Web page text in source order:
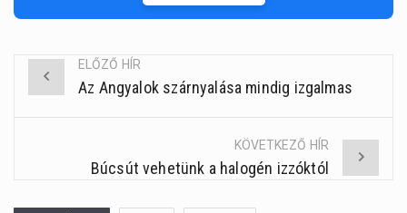
Post
ELŐZŐ HÍR
Az Angyalok szárnyalása mindig izgalmas
KÖVETKEZŐ HÍR
Búcsút vehetünk a halogén izzóktól